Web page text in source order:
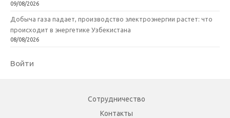
09/08/2026
Добыча газа падает, производство электроэнергии растет: что
происходит в энергетике Узбекистана
08/08/2026
Войти
Сотрудничество
Контакты